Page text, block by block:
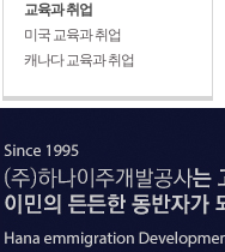
교육과 취업
미국 교육과 취업
캐나다 교육과 취업